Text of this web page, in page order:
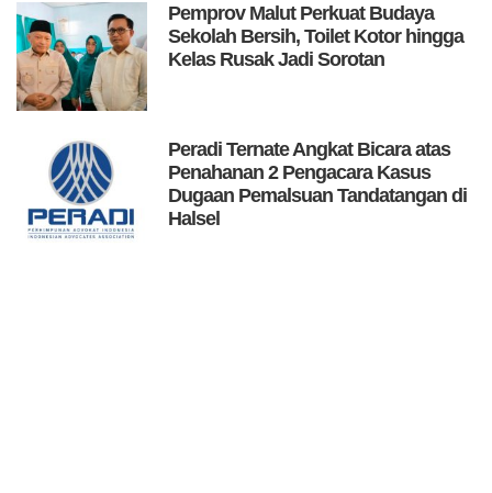
Pemprov Malut Perkuat Budaya
Sekolah Bersih, Toilet Kotor hingga
Kelas Rusak Jadi Sorotan
Peradi Ternate Angkat Bicara atas
Penahanan 2 Pengacara Kasus
Dugaan Pemalsuan Tandatangan di
Halsel